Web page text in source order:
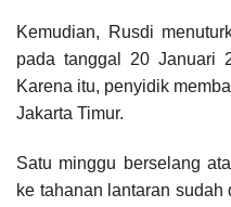
Kemudian, Rusdi
pada tanggal 20 Januari
Karena itu, penyidik
Jakarta Timur.
Satu minggu berselang
ke tahanan lantaran